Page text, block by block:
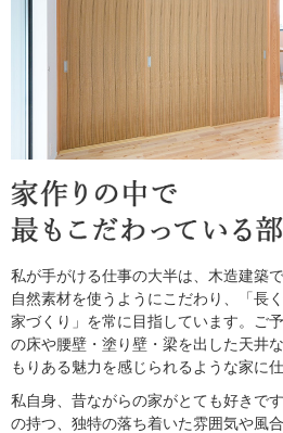
私が手がける仕事の大半は、木造建築
自然素材を使うようにこだわり、「長
家づくり」を常に目指しています。ご
の床や腰壁・塗り壁・梁を出した天井
もりある魅力を感じられるような家に
私自身、昔ながらの家がとても好きで
の持つ、独特の落ち着いた雰囲気や風